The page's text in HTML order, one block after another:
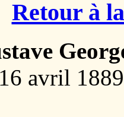
Retour à
avril